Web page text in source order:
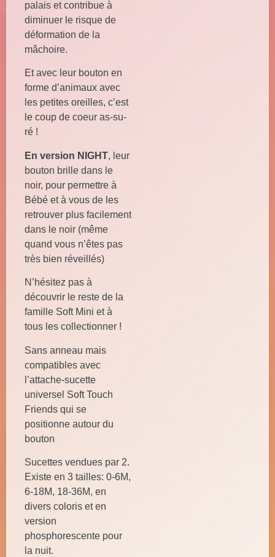
palais et contribue à
diminuer le risque de
déformation de la
mâchoire.
Et avec leur bouton en
forme d’animaux avec
les petites oreilles, c’est
le coup de coeur as-su-
ré !
En version NIGHT, leur
bouton brille dans le
noir, pour permettre à
Bébé et à vous de les
retrouver plus facilement
dans le noir (même
quand vous n’êtes pas
très bien réveillés)
N’hésitez pas à
découvrir le reste de la
famille Soft Mini et à
tous les collectionner !
Sans anneau mais
compatibles avec
l’attache-sucette
universel Soft Touch
Friends qui se
positionne autour du
bouton
Sucettes vendues par 2.
Existe en 3 tailles: 0-6M,
6-18M, 18-36M, en
divers coloris et en
version
phosphorescente pour
la nuit.